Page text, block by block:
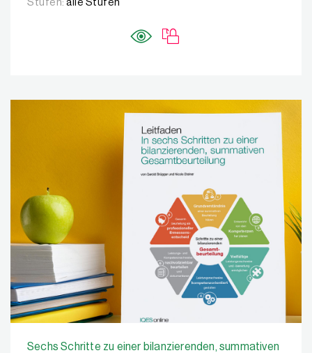
Stufen: alle Stufen
Sechs Schritte zu einer bilanzierenden, summativen